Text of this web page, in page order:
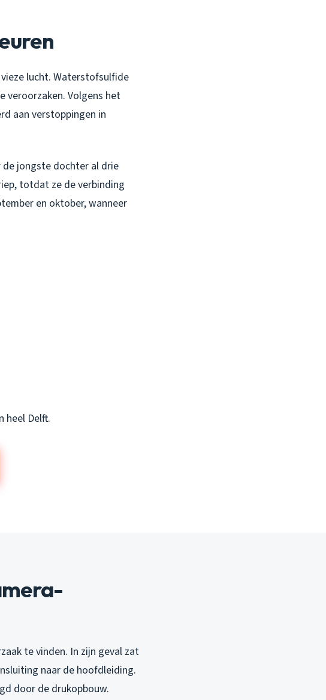
lucht. Waterstofsulfide
veroorzaken. Volgens het
aan verstoppingen in
de jongste dochter al drie
totdat ze de verbinding
en oktober, wanneer
heel Delft.
te vinden. In zijn geval zat
naar de hoofdleiding.
door de drukopbouw.